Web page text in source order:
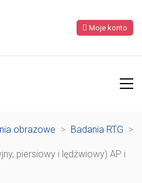
Moje konto
obrazowe > Badania RTG >
piersiowy i lędźwiowy) AP i